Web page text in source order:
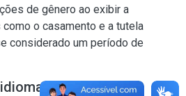
de gênero ao exibir a
o casamento e a tutela
considerado um período de